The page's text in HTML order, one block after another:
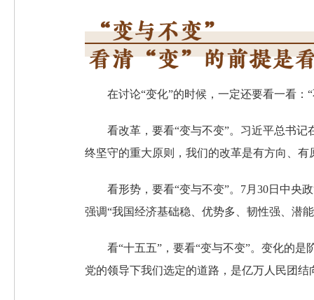
在讨论“变化”的时候，一定还要看一看：
看改革，要看“变与不变”。习近平总书
终坚守的重大原则，我们的改革是有方向、
看形势，要看“变与不变”。7月30日中央
强调“我国经济基础稳、优势多、韧性强、潜
看“十五五”，要看“变与不变”。变化的
党的领导下我们选定的道路，是亿万人民团